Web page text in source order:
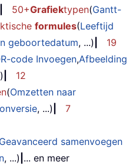
50+Grafiektypen(Gantt-
formules(Leeftijd
geboortedatum, ...)
19
code Invoegen,Afbeelding
12
(Omzetten naar
, ...)
7
Geavanceerd samenvoegen
, ...) ... en meer